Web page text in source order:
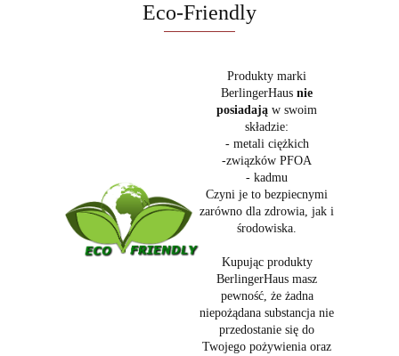
Eco-Friendly
Produkty marki
BerlingerHaus nie
posiadają w swoim
składzie:
- metali ciężkich
-związków PFOA
- kadmu
Czyni je to bezpiecnymi
zarówno dla zdrowia, jak i
środowiska.
Kupując produkty
BerlingerHaus masz
pewność, że żadna
niepożądana substancja nie
przedostanie się do
Twojego pożywienia oraz